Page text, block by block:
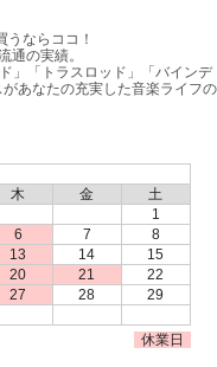
うならココ！
通の実績。
」「トラスロッド」「バインデ
あなたの充実した音楽ライフの
木 金
土
1
6 7
8
13 14
15
20 21
22
27 28
29
休業日